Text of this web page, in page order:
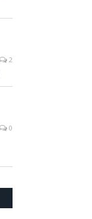
2
0